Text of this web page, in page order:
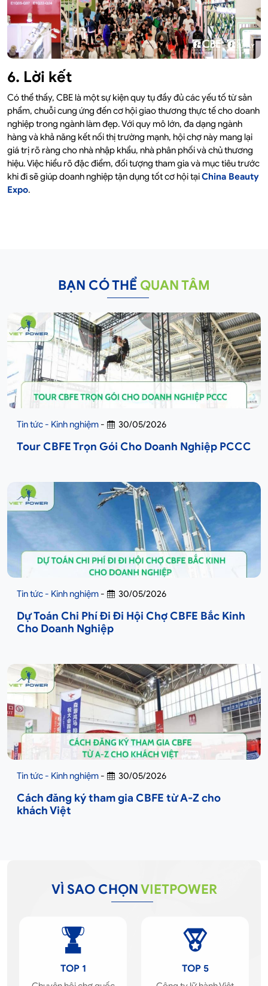
6. Lời kết
Có thể thấy, CBE là một sự kiện quy tụ đầy đủ các yếu tố từ sản
phẩm, chuỗi cung ứng đến cơ hội giao thương thực tế cho doanh
nghiệp trong ngành làm đẹp. Với quy mô lớn, đa dạng ngành
hàng và khả năng kết nối thị trường mạnh, hội chợ này mang lại
giá trị rõ ràng cho nhà nhập khẩu, nhà phân phối và chủ thương
hiệu. Việc hiểu rõ đặc điểm, đối tượng tham gia và mục tiêu trước
khi đi sẽ giúp doanh nghiệp tận dụng tốt cơ hội tạiChina Beauty
Expo.
BẠN CÓ THỂ QUAN TÂM
Tin tức - Kinh nghiệm - 30/05/2026
Tour CBFE Trọn Gói Cho Doanh Nghiệp PCCC
Tin tức - Kinh nghiệm - 30/05/2026
Dự Toán Chi Phí Đi Đi Hội Chợ CBFE Bắc Kinh
Cho Doanh Nghiệp
Tin tức - Kinh nghiệm - 30/05/2026
Cách đăng ký tham gia CBFE từ A-Z cho
khách Việt
VÌ SAO CHỌNVIETPOWER
TOP 1 TOP 5